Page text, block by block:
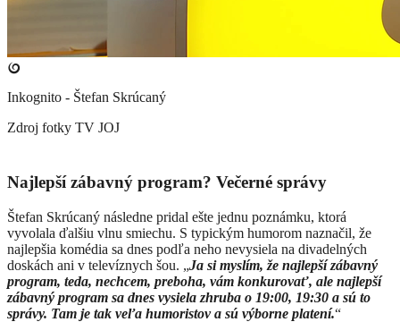
Inkognito - Štefan Skrúcaný
Zdroj fotky TV JOJ
Najlepší zábavný program? Večerné správy
Štefan Skrúcaný následne pridal ešte jednu poznámku, ktorá
vyvolala ďalšiu vlnu smiechu. S typickým humorom naznačil, že
najlepšia komédia sa dnes podľa neho nevysiela na divadelných
doskách ani v televíznych šou. „Ja si myslím, že najlepší zábavný
program, teda, nechcem, preboha, vám konkurovať, ale najlepší
zábavný program sa dnes vysiela zhruba o 19:00, 19:30 a sú to
správy. Tam je tak veľa humoristov a sú výborne platení.“